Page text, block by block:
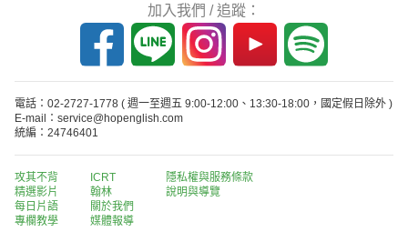
加入我們 / 追蹤：
電話：02-2727-1778 ( 週一至週五 9:00-12:00、13:30-18:00，國定假日除外 )
E-mail：service@hopenglish.com
統編：24746401
攻其不背
精選影片
每日片語
專欄教學
ICRT
翰林
關於我們
媒體報導
隱私權與服務條款
說明與導覽